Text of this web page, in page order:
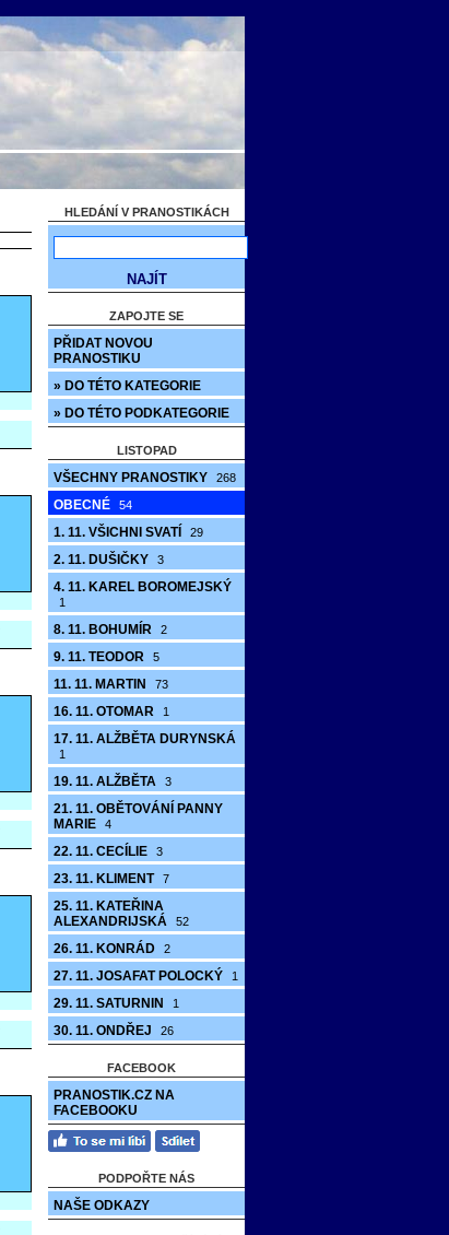
HLEDÁNÍ V PRANOSTIKÁCH
ZAPOJTE SE
PŘIDAT NOVOU
PRANOSTIKU
» DO TÉTO KATEGORIE
» DO TÉTO PODKATEGORIE
LISTOPAD
VŠECHNY PRANOSTIKY 268
OBECNÉ 54
1. 11. VŠICHNI SVATÍ 29
2. 11. DUŠIČKY 3
4. 11. KAREL BOROMEJSKÝ
1
8. 11. BOHUMÍR 2
9. 11. TEODOR 5
11. 11. MARTIN 73
16. 11. OTOMAR 1
17. 11. ALŽBĚTA DURYNSKÁ
1
19. 11. ALŽBĚTA 3
21. 11. OBĚTOVÁNÍ PANNY
MARIE
4
22. 11. CECÍLIE 3
23. 11. KLIMENT 7
25. 11. KATEŘINA
ALEXANDRIJSKÁ
52
26. 11. KONRÁD 2
27. 11. JOSAFAT POLOCKÝ 1
29. 11. SATURNIN 1
30. 11. ONDŘEJ 26
FACEBOOK
PRANOSTIK.CZ NA
FACEBOOKU
PODPOŘTE NÁS
NAŠE ODKAZY